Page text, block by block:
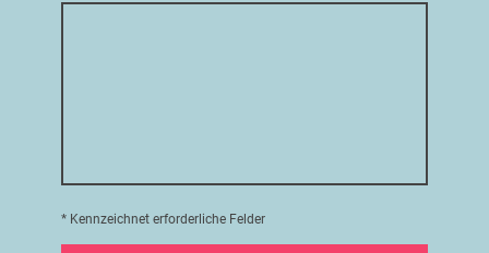
* Kennzeichnet erforderliche Felder